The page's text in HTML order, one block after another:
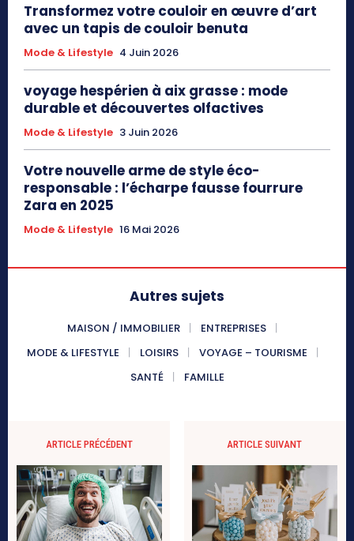
Transformez votre couloir en œuvre d’art
avec un tapis de couloir benuta
Mode & Lifestyle 4 Juin 2026
voyage hespérien à aix grasse : mode
durable et découvertes olfactives
Mode & Lifestyle 3 Juin 2026
Votre nouvelle arme de style éco-
responsable : l’écharpe fausse fourrure
Zara en 2025
Mode & Lifestyle 16 Mai 2026
Autres sujets
MAISON / IMMOBILIER
ENTREPRISES
MODE & LIFESTYLE
LOISIRS
VOYAGE – TOURISME
SANTÉ
FAMILLE
ARTICLE PRÉCÉDENT ARTICLE SUIVANT